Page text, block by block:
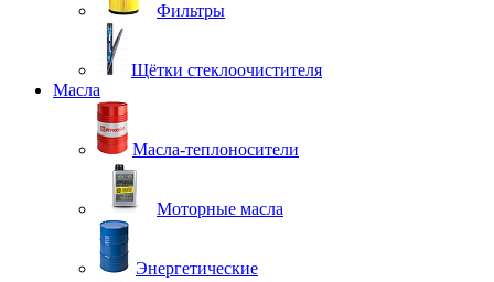
Фильтры
Щётки стеклоочистителя
Масла
Масла-теплоносители
Моторные масла
Энергетические